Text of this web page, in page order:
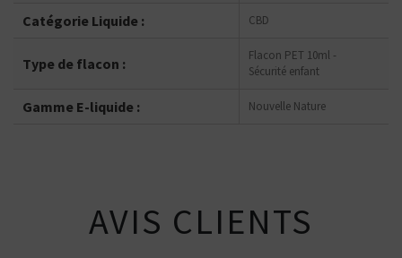
Catégorie Liquide : CBD
Type de flacon :
Flacon PET 10ml -
Sécurité enfant
Gamme E-liquide : Nouvelle Nature
AVIS CLIENTS